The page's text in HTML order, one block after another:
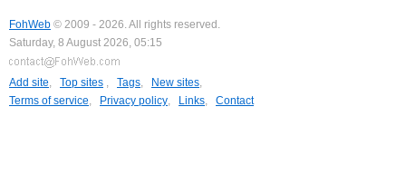
FohWeb © 2009 - 2026. All rights reserved.
Saturday, 8 August 2026, 05:15
Add site, Top sites , Tags, New sites,
Terms of service, Privacy policy, Links, Contact